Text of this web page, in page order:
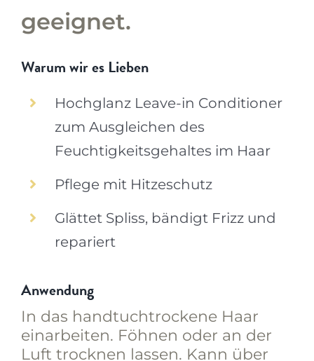
geeignet.
Warum wir es Lieben
Hochglanz Leave-in Conditioner
zum Ausgleichen des
Feuchtigkeitsgehaltes im Haar
Pflege mit Hitzeschutz
Glättet Spliss, bändigt Frizz und
repariert
Anwendung
In das handtuchtrockene Haar
einarbeiten. Föhnen oder an der
Luft trocknen lassen. Kann über